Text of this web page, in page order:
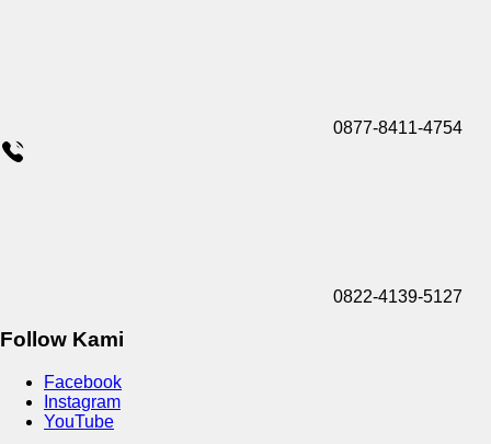
0877-8411-4754
0822-4139-5127
Follow Kami
Facebook
Instagram
YouTube